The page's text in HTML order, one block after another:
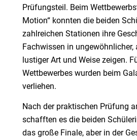
Prüfungsteil. Beim
Motion“ konnten die beiden
zahlreichen Stationen ihre
Fachwissen in ungewöhnlicher,
lustiger Art und Weise zeigen.
Wettbewerbes wurden beim
verliehen.
Nach der praktischen Prüfung
schafften es die beiden
das große Finale, aber in der